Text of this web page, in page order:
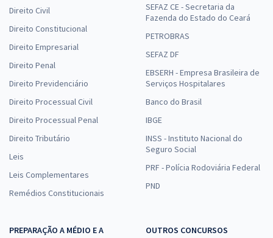
Direito Civil
Direito Constitucional
Direito Empresarial
Direito Penal
Direito Previdenciário
Direito Processual Civil
Direito Processual Penal
Direito Tributário
Leis
Leis Complementares
Remédios Constitucionais
SEFAZ CE - Secretaria da
Fazenda do Estado do Ceará
PETROBRAS
SEFAZ DF
EBSERH - Empresa Brasileira de
Serviços Hospitalares
Banco do Brasil
IBGE
INSS - Instituto Nacional do
Seguro Social
PRF - Polícia Rodoviária Federal
PND
PREPARAÇÃO A MÉDIO E A
OUTROS CONCURSOS